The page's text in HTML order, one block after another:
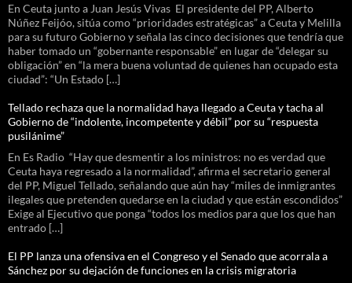
En Ceuta junto a Juan Jesús Vivas El presidente del PP, Alberto
Núñez Feijóo, sitúa como “prioridades estratégicas” a Ceuta y Melilla
para su futuro Gobierno y señala las cinco decisiones que tendría que
haber tomado un “gobernante responsable” en lugar de “delegar su
obligación” en “la mera buena voluntad de quienes han ocupado esta
ciudad”: “Un Estado […]
Tellado rechaza que la normalidad haya llegado a Ceuta y tacha al
Gobierno de “indolente, incompetente y débil” por su “respuesta
pusilánime”
En Es Radio “Hay que desmentir a los ministros: no es verdad que
Ceuta haya regresado a la normalidad”, afirma el secretario general
del PP, Miguel Tellado, señalando que aún hay “miles de inmigrantes
ilegales que pretenden quedarse en la ciudad y que están escondidos”
Exige al Ejecutivo que ponga “todos los medios para que los que han
entrado […]
El PP lanza una ofensiva en el Congreso y el Senado que acorrala a
Sánchez por su dejación de funciones en la crisis migratoria